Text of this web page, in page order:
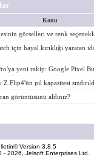
Konu
görselleri ve renk
için hayal kırıklığı yaratan
yeni rakip: Google Pixel
Z Flip4'ün pil kapasitesi
görüntüsünü aldınız?
Version 3.8.5
- 2026, Jelsoft Enterprises Ltd.